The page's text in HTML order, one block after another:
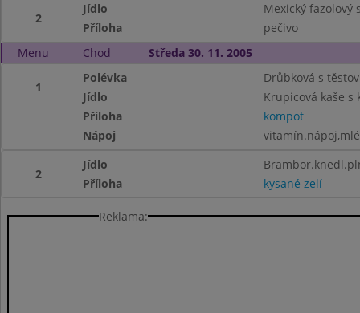
2
Jídlo
Mexický fazolový
Příloha
pečivo
Menu
Chod Středa 30. 11. 2005
1
Polévka
Drůbková s
Jídlo
Krupicová kaše s
Příloha
kompot
Nápoj
2
Jídlo
Příloha
kysané zelí
Reklama: